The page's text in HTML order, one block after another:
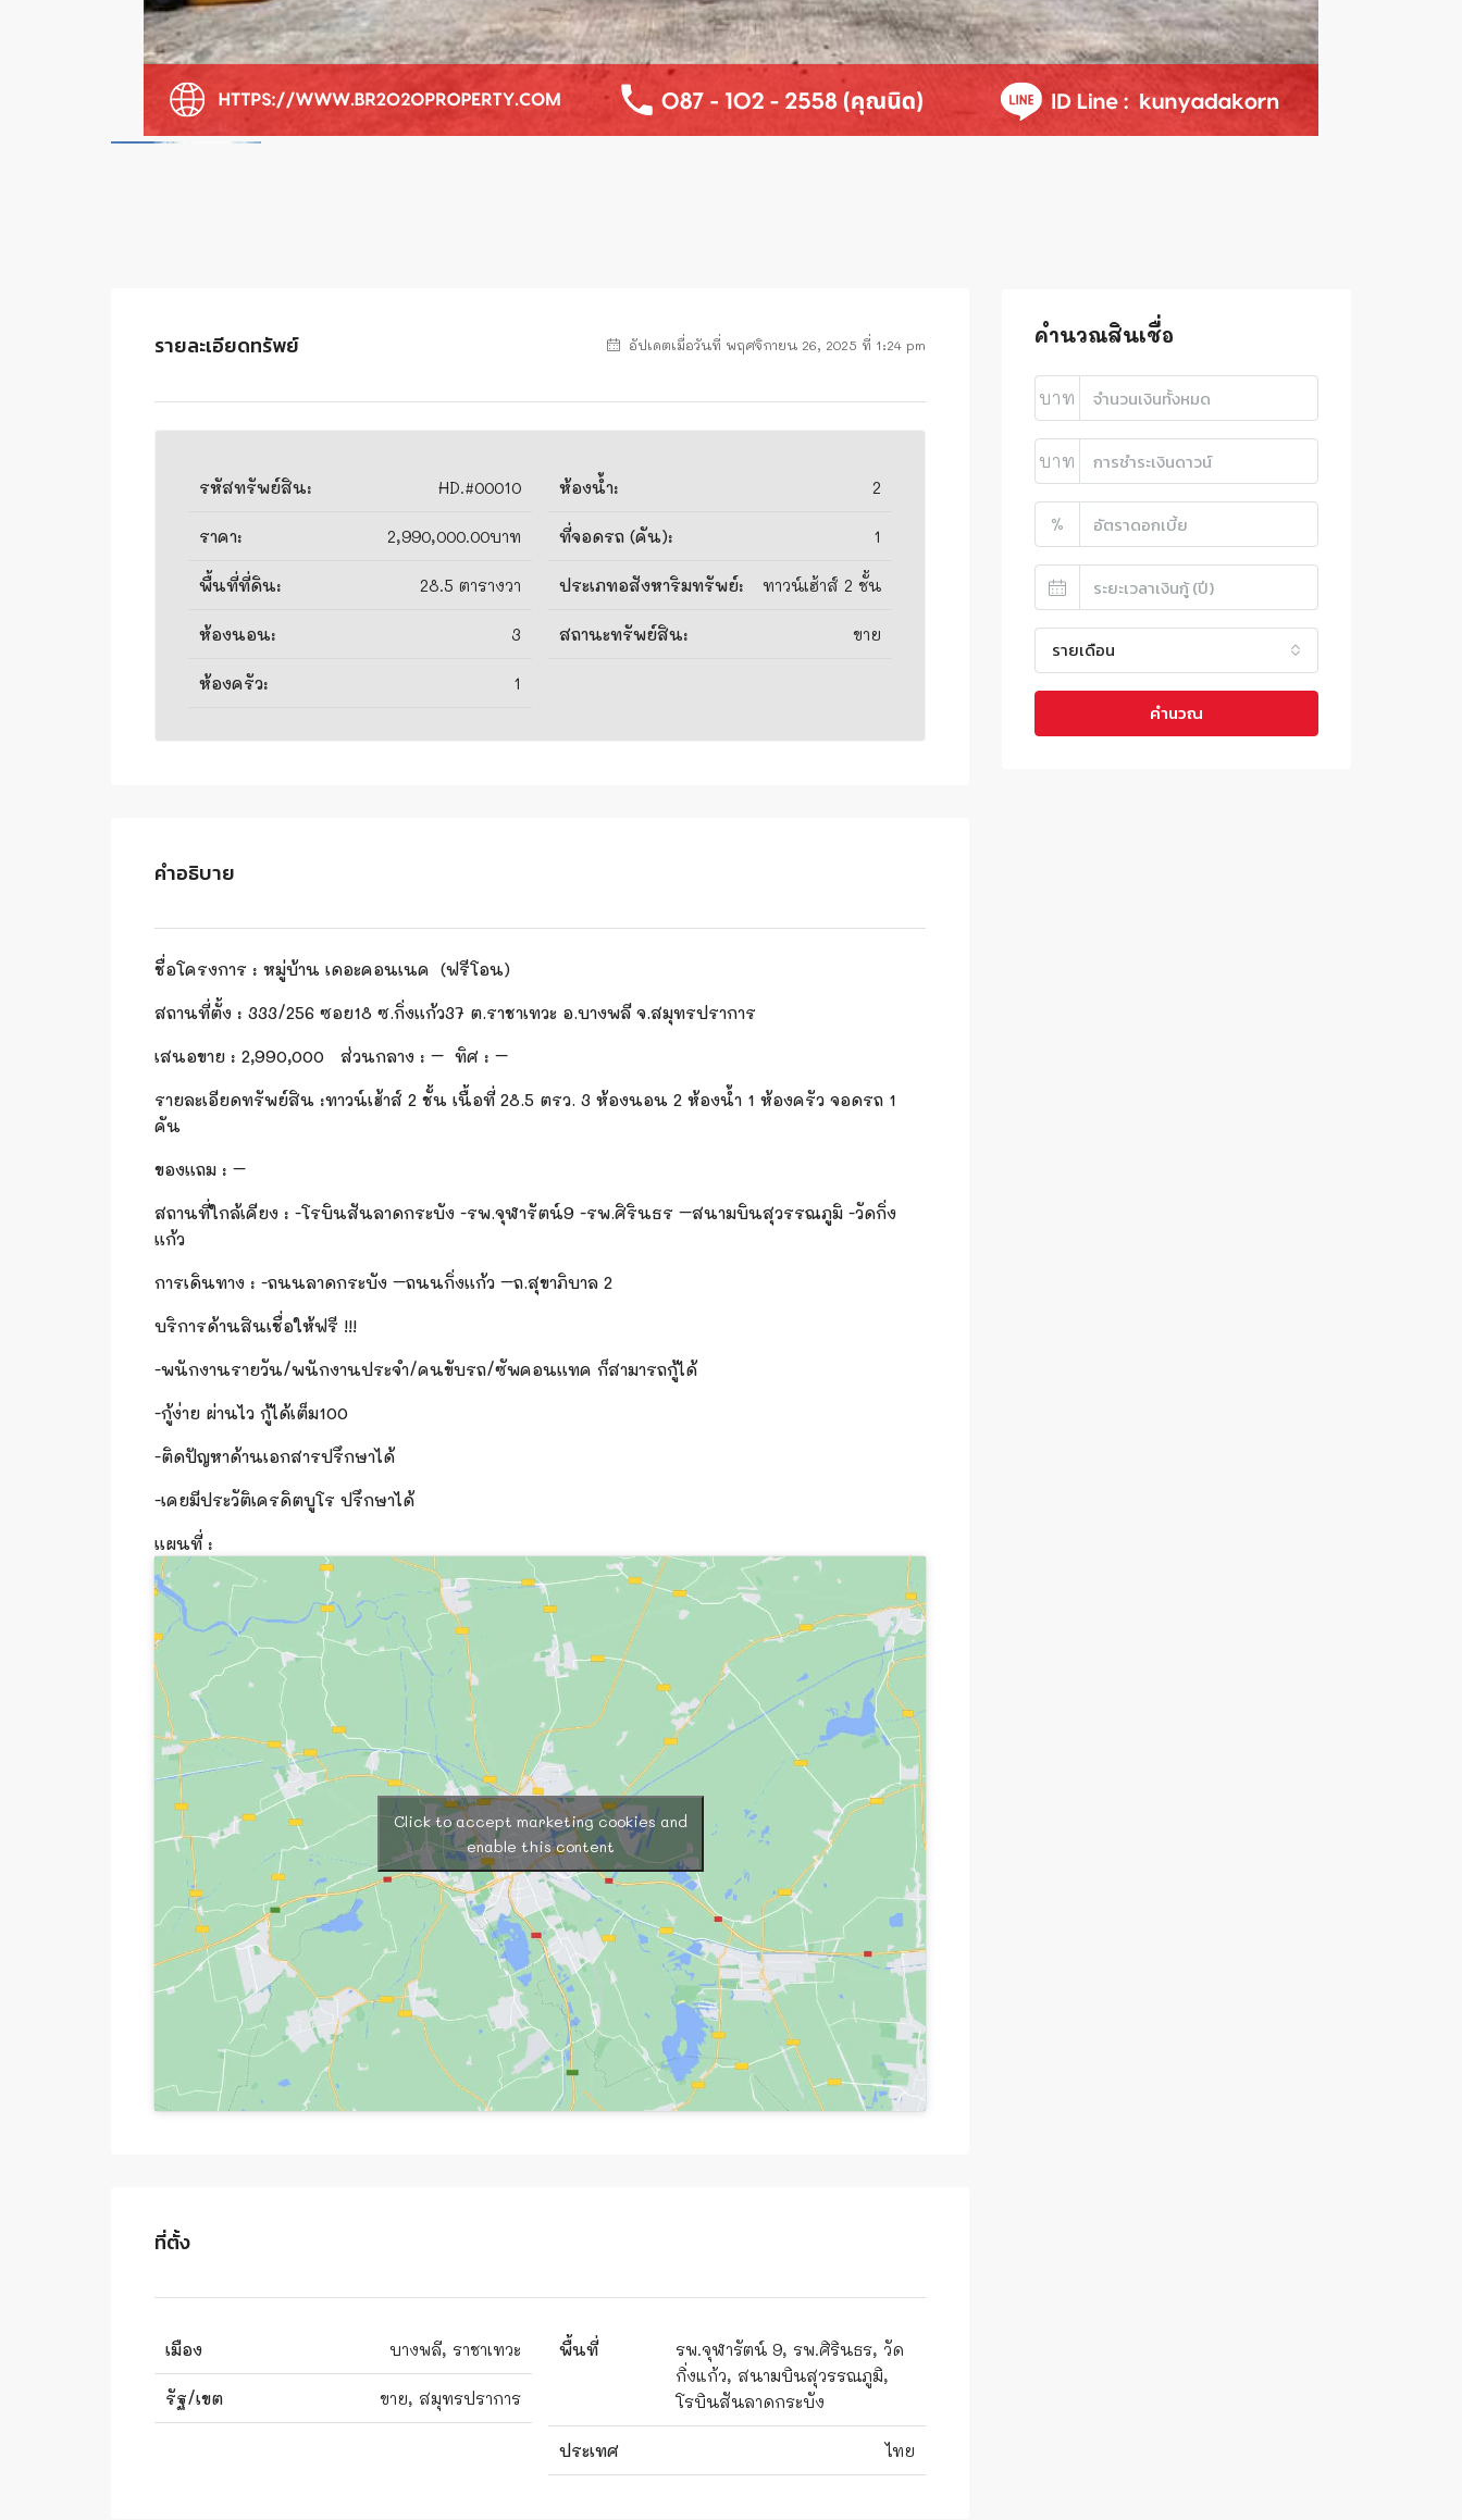
รายละเอียดทรัพย์ อัปเดตเมื่อวันที่ พฤศจิกายน 26, 2025 ที่ 1:24 pm
รหัสทรัพย์สิน: HD.#00010
ราคา: 2,990,000.00บาท
พื้นที่ที่ดิน: 28.5 ตารางวา
ห้องนอน: 3
ห้องครัว: 1
ห้องน้ำ: 2
ที่จอดรถ (คัน): 1
ประเภทอสังหาริมทรัพย์: ทาวน์เฮ้าส์ 2 ชั้น
สถานะทรัพย์สิน: ขาย
คำอธิบาย
ชื่อโครงการ : หมู่บ้าน เดอะคอนเนค (ฟรีโอน)
สถานที่ตั้ง : 333/256 ซอย18 ซ.กิ่งแก้ว37 ต.ราชาเทวะ อ.บางพลี จ.สมุทรปราการ
เสนอขาย : 2,990,000 ส่วนกลาง : – ทิศ : –
รายละเอียดทรัพย์สิน :ทาวน์เฮ้าส์ 2 ชั้น เนื้อที่ 28.5 ตรว. 3 ห้องนอน 2 ห้องน้ำ 1 ห้องครัว จอดรถ 1
คัน
ของแถม : –
สถานที่ใกล้เคียง : -โรบินสันลาดกระบัง -รพ.จุฬารัตน์9 -รพ.ศิรินธร –สนามบินสุวรรณภูมิ -วัดกิ่ง
แก้ว
การเดินทาง : -ถนนลาดกระบัง –ถนนกิ่งแก้ว –ถ.สุขาภิบาล 2
บริการด้านสินเชื่อให้ฟรี !!!
-พนักงานรายวัน/พนักงานประจำ/คนขับรถ/ซัพคอนแทค ก็สามารถกู้ได้
-กู้ง่าย ผ่านไว กู้ได้เต็ม100
-ติดปัญหาด้านเอกสารปรึกษาได้
-เคยมีประวัติเครดิตบูโร ปรึกษาได้
แผนที่ :
Click to accept marketing cookies and
enable this content
ที่ตั้ง
เมือง บางพลี, ราชาเทวะ
รัฐ/เขต ขาย, สมุทรปราการ
พื้นที่
รพ.จุฬารัตน์ 9, รพ.ศิรินธร, วัด
กิ่งแก้ว, สนามบินสุวรรณภูมิ,
โรบินสันลาดกระบัง
ประเทศ ไทย
คำนวณสินเชื่อ
บาท
บาท
%
รายเดือน
คำนวณ